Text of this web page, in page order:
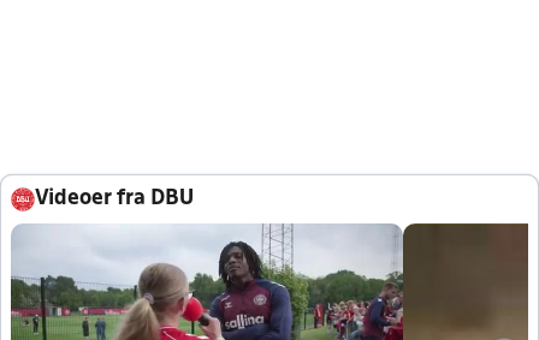
Videoer fra DBU